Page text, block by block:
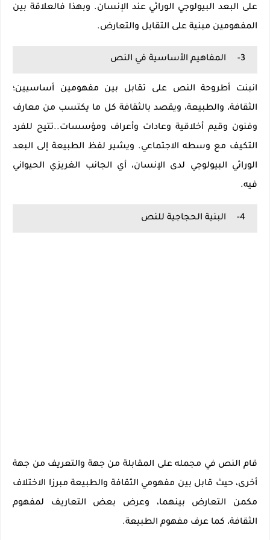
على البعد البيولوجي الوراثي عند الإنسان. وبهذا فالعلاقة بين
المفهومين مبنية على التقابل والتعارض.
3- المفاهيم الأساسية في النص
انبنت أطروحة النص على تقابل بين مفهومين أساسيين؛
الثقافة، والطبيعة، ويقصد بالثقافة كل ما يكتسب من معارف
وفنون وقيم أخلاقية وعادات وأعراف ومؤسسات..تتيح للفرد
التكيف مع وسطه الاجتماعي. ويشير لفظ الطبيعة إلى البعد
الوراثي البيولوجي لدى الإنسان، أي الجانب الغريزي الحيواني
فيه.
4- البنية الحجاجية للنص
قام النص في مجمله على المقابلة من جهة والتعريف من جهة
أخرى، حيث قابل بين مفهومي الثقافة والطبيعة مبرزا الاختلاف
مكمن التعارض بينهما، وعرض بعض التعاريف لمفهوم
الثقافة، كما عرف مفهوم الطبيعة.